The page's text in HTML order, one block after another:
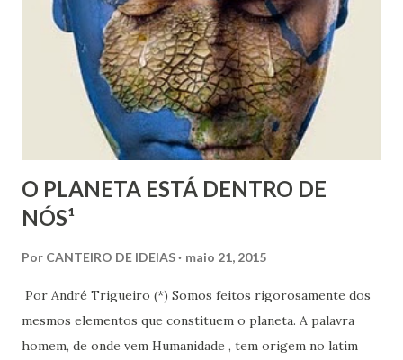
como que por intuição, seguiu por uma determinada viela,
reconhecendo logo adiante o rumo em que ficava a sua
casa. Com indizível alegria, passou a correr e sentiu como
que flutuasse, chegando em casa rápido como o
pensamento e agradeceu a Deus por isto. Mas qual não foi
o seu espanto ao avistar uma multidão...
O PLANETA ESTÁ DENTRO DE
NÓS¹
Por CANTEIRO DE IDEIAS maio 21, 2015
Por André Trigueiro (*) Somos feitos rigorosamente dos
mesmos elementos que constituem o planeta. A palavra
homem, de onde vem Humanidade , tem origem no latim